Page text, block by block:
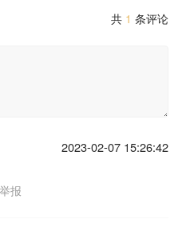
共 1 条评论
2023-02-07 15:26:42
举报